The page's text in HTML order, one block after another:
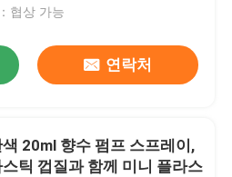
협상 가능
연락처
20ml 향수 펌프 스프레이,
틱 껍질과 함께 미니 플라스